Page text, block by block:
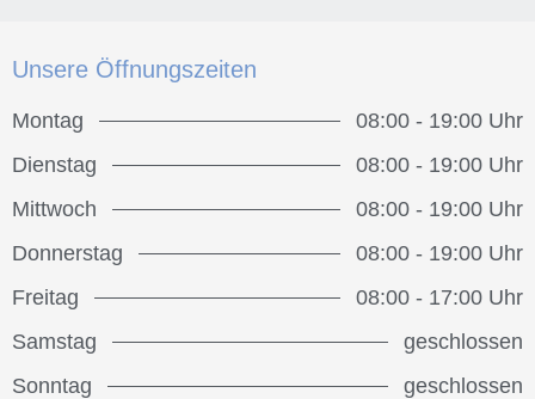
Unsere Öffnungszeiten
Montag
08:00 - 19:00 Uhr
Dienstag
08:00 - 19:00 Uhr
Mittwoch
08:00 - 19:00 Uhr
Donnerstag
08:00 - 19:00 Uhr
Freitag
08:00 - 17:00 Uhr
Samstag
geschlossen
Sonntag
geschlossen